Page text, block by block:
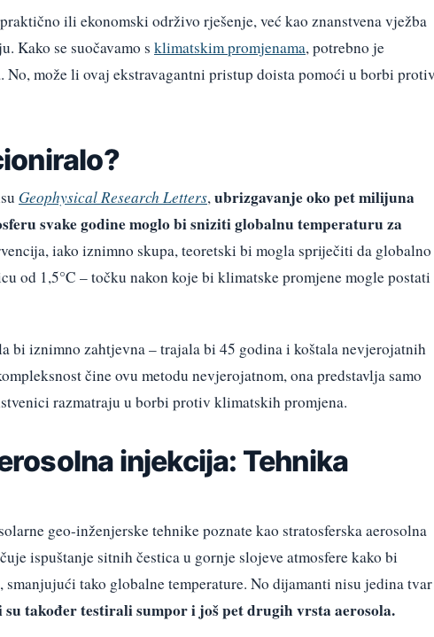
ili ekonomski održivo rješenje, već kao znanstvena vježba
Kako se suočavamo s klimatskim promjenama, potrebno je
može li ovaj ekstravagantni pristup doista pomoći u borbi
Geophysical Research Letters,ubrizgavanje oko pet milijuna
svake godine moglo bi sniziti globalnu temperaturu za
iako iznimno skupa, teoretski bi mogla spriječiti da globalno
od 1,5°C – točku nakon koje bi klimatske promjene mogle postati
bi iznimno zahtjevna – trajala bi 45 godina i koštala nevjerojatnih
čine ovu metodu nevjerojatnom, ona predstavlja samo
razmatraju u borbi protiv klimatskih promjena.
injekcija: Tehnika
geo-inženjerske tehnike poznate kao stratosferska aerosolna
ispuštanje sitnih čestica u gornje slojeve atmosfere kako bi
tako globalne temperature. No dijamanti nisu jedina tvar
su također testirali sumpor i još pet drugih vrsta aerosola.